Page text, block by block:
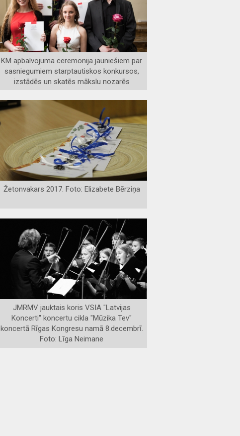
KM apbalvojuma ceremonija jauniešiem par
sasniegumiem starptautiskos konkursos,
izstādēs un skatēs mākslu nozarēs
Žetonvakars 2017. Foto: Elizabete Bērziņa
JMRMV jauktais koris VSIA "Latvijas
Koncerti" koncertu cikla "Mūzika Tev"
koncertā Rīgas Kongresu namā 8.decembrī.
Foto: Līga Neimane